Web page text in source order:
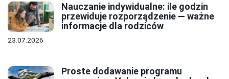
Nauczanie indywidualne: ile godzin
przewiduje rozporządzenie — ważne
informacje dla rodziców
23.07.2026
Proste dodawanie programu